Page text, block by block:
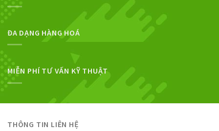
ĐA DẠNG HÀNG HOÁ
MIỄN PHÍ TƯ VẤN KỸ THUẬT
THÔNG TIN LIÊN HỆ